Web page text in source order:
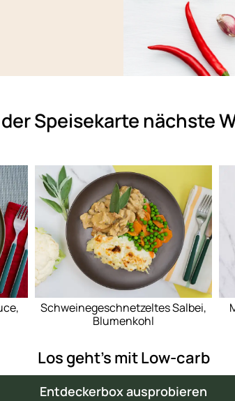
Speisekarte nächste
Schweinegeschnetzeltes Salbei,
Blumenkohl
Los geht's mit Low-carb
Entdeckerbox ausprobieren